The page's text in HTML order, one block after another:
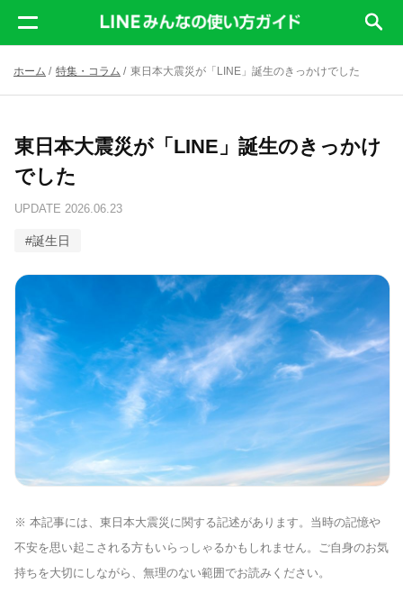
ホーム / 特集・コラム / 東日本大震災が「LINE」誕生のきっかけでした
東日本大震災が「LINE」誕生のきっかけ
でした
UPDATE 2026.06.23
#誕生日
※ 本記事には、東日本大震災に関する記述があります。当時の記憶や
不安を思い起こされる方もいらっしゃるかもしれません。ご自身のお気
持ちを大切にしながら、無理のない範囲でお読みください。